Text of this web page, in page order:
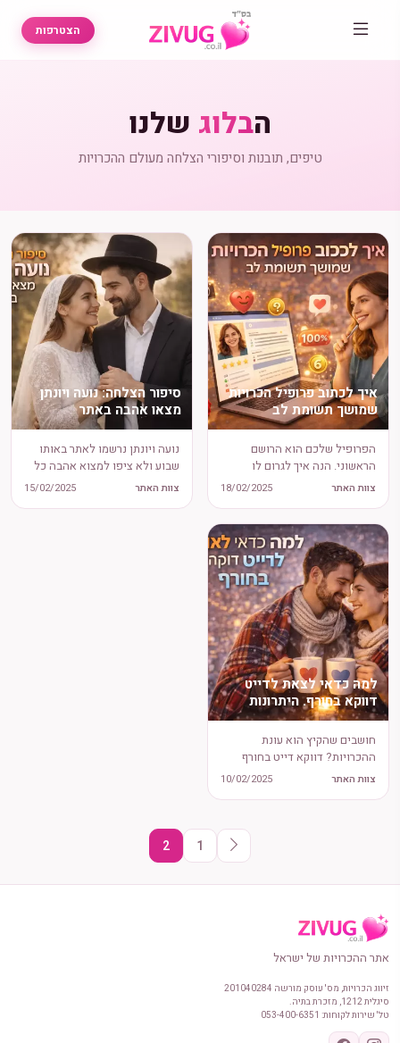
הצטרפות
הבלוג שלנו
טיפים, תובנות וסיפורי הצלחה מעולם ההכרויות
איך לכתוב פרופיל הכרויות
שמושך תשומת לב
הפרופיל שלכם הוא הרושם
הראשוני. הנה איך לגרום לו
לבלוט מתוך אלפי פרופילים
צוות האתר 18/02/2025
סיפור הצלחה: נועה ויונתן
מצאו אהבה באתר
נועה ויונתן נרשמו לאתר באותו
שבוע ולא ציפו למצוא אהבה כל
כך מהר. הנה הסיפור שלהם.
צוות האתר 15/02/2025
למה כדאי לצאת לדייט
דווקא בחורף. היתרונות
שאף אחד לא סיפר לכם
חושבים שהקיץ הוא עונת
ההכרויות? דווקא דייט בחורף
מציע אווירה אינטימית, פחות
צוות האתר 10/02/2025
1
2
אתר ההכרויות של ישראל
זיווג הכרויות, מס' עוסק מורשה 201040284
סיגלית 1212, מזכרת בתיה.
טל' שירות לקוחות: 053-400-6351